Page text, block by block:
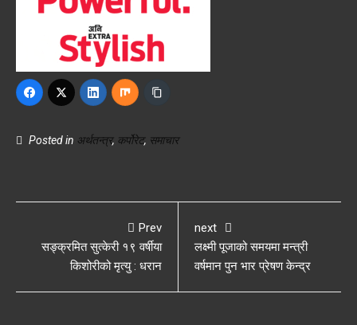
Posted in अर्थतन्त्र, कर्पोरेट, समाचार
Prev
सङ्क्रमित सुत्केरी १९ वर्षीया
किशोरीको मृत्यु : धरान
next
लक्ष्मी पूजाको समयमा मन्त्री
वर्षमान पुन भार प्रेषण केन्द्र